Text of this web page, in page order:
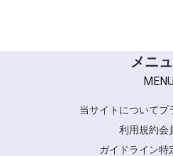
メニ
当サイトについてプ
利用規約会
ガイドライン特